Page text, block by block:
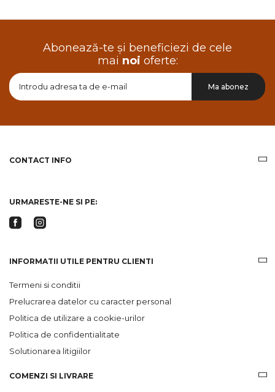
Abonează-te și beneficiezi de cele
mai noi oferte:
sa
informatii
Ma abonez
CONTACT INFO
URMARESTE-NE SI PE:
INFORMATII UTILE PENTRU CLIENTI
Termeni si conditii
Prelucrarea datelor cu caracter personal
Politica de utilizare a cookie-urilor
Politica de confidentialitate
Solutionarea litigiilor
COMENZI SI LIVRARE